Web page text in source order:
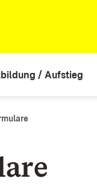
/ Aufstieg